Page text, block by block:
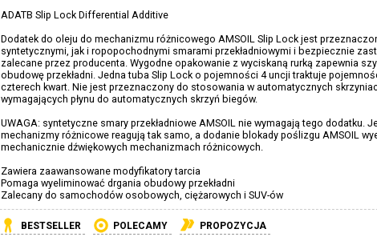
ADATB Slip Lock Differential Additive
Dodatek do oleju do mechanizmu różnicowego AMSOIL Slip Lock jest
syntetycznymi, jak i ropopochodnymi smarami przekładniowymi i bezpiecznie
zalecane przez producenta. Wygodne opakowanie z wyciskaną rurką zapewnia
obudowę przekładni. Jedna tuba Slip Lock o pojemności 4 uncji traktuje
czterech kwart. Nie jest przeznaczony do stosowania w automatycznych
wymagających płynu do automatycznych skrzyń biegów.
UWAGA: syntetyczne smary przekładniowe AMSOIL nie wymagają tego dodatku.
mechanizmy różnicowe reagują tak samo, a dodanie blokady poślizgu AMSOIL
mechanicznie dźwiękowych mechanizmach różnicowych.
Zawiera zaawansowane modyfikatory tarcia
Pomaga wyeliminować drgania obudowy przekładni
Zalecany do samochodów osobowych, ciężarowych i SUV-ów
BESTSELLER POLECAMY PROPOZYCJA